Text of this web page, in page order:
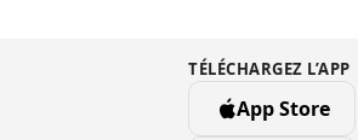
TÉLÉCHARGEZ L’APP
App Store